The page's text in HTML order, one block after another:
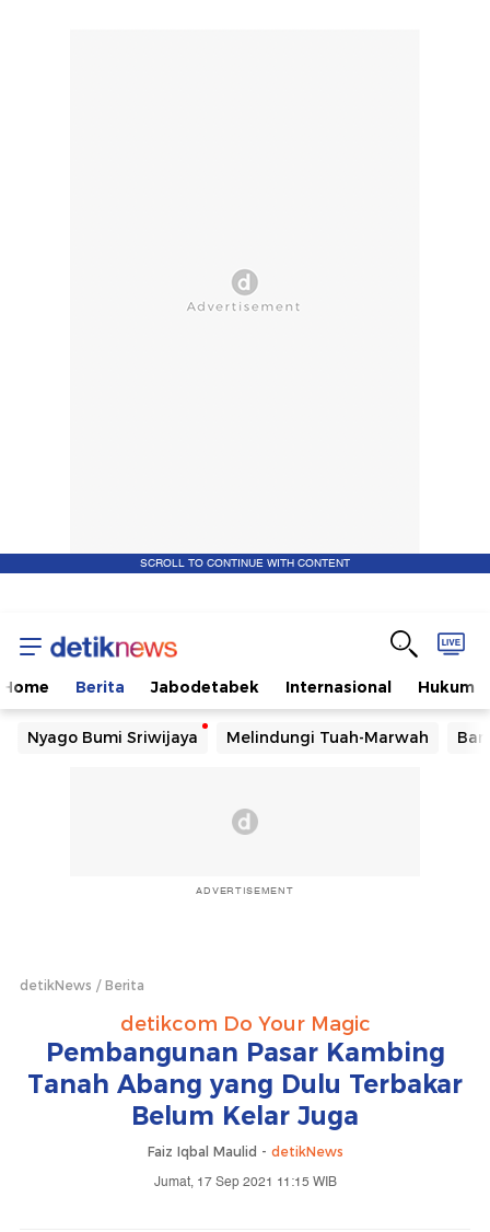
SCROLL TO CONTINUE WITH CONTENT
Home Berita Jabodetabek Internasional Hukum
Nyago Bumi Sriwijaya Melindungi Tuah-Marwah
ADVERTISEMENT
detikNews Berita
detikcom Do Your Magic
Pembangunan Pasar Kambing
Tanah Abang yang Dulu Terbakar
Belum Kelar Juga
Faiz Iqbal Maulid - detikNews
Jumat, 17 Sep 2021 11:15 WIB